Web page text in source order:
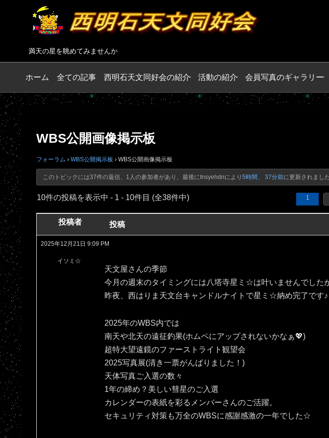
満天の星を眺めてみませんか
ホーム 全ての記事 西明石天文同好会の紹介 活動の紹介 会員写真のギャラリー
WBS公開画像掲示板
フォーラム › WBS公開掲示板 › WBS公開画像掲示板
このトピックには37件の返信、1人の参加者があり、最後にtnsyehdnにより 5時間、 37分前に更新されました
10件の投稿を表示中 - 1 - 10件目 (全38件中) 1
投稿者 投稿
2025年12月21日 9:09 PM
イソミ☆
天文屋さんの季節
今月の週末のタイミングには八塔寺星ミ☆は叶いませんでした
昨夜、西はりま天文台キャンドルナイトで星ミ☆納め完了です♪
2025年のWBS内では
南天や北天の遠征釣果(ホムペにアップされないかなぁ💖)
超特大望遠鏡のファーストライト観望会
2025写真展(清き一票がんばりました！)
天体写真ご入選の数々
1年の締め？美しい彗星のご入選
カレンダーの表紙を彩るメンバーさんのご活躍。
セキュリティ対策も万全のWBSに感謝感激の一年でした☆